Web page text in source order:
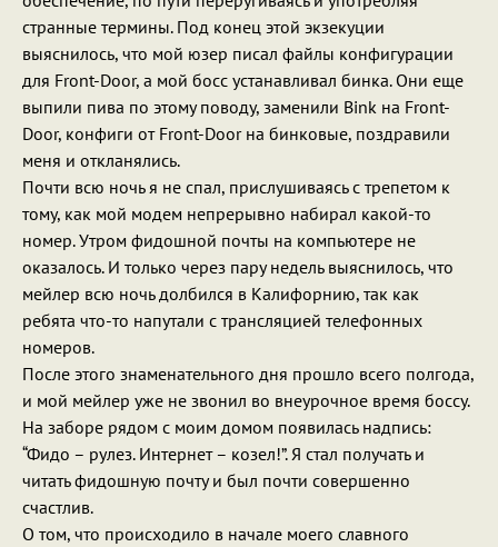
странные термины. Под конец этой экзекуции
выяснилось, что мой юзер писал файлы конфигурации
для Front-Door, а мой босс устанавливал бинка. Они еще
выпили пива по этому поводу, заменили Bink на Front-
Door, конфиги от Front-Door на бинковые, поздравили
меня и откланялись.
Почти всю ночь я не спал, прислушиваясь с трепетом к
тому, как мой модем непрерывно набирал какой-то
номер. Утром фидошной почты на компьютере не
оказалось. И только через пару недель выяснилось, что
мейлер всю ночь долбился в Калифорнию, так как
ребята что-то напутали с трансляцией телефонных
номеров.
После этого знаменательного дня прошло всего полгода,
и мой мейлер уже не звонил во внеурочное время боссу.
На заборе рядом с моим домом появилась надпись:
“Фидо – рулез. Интернет – козел!”. Я стал получать и
читать фидошную почту и был почти совершенно
счастлив.
О том, что происходило в начале моего славного